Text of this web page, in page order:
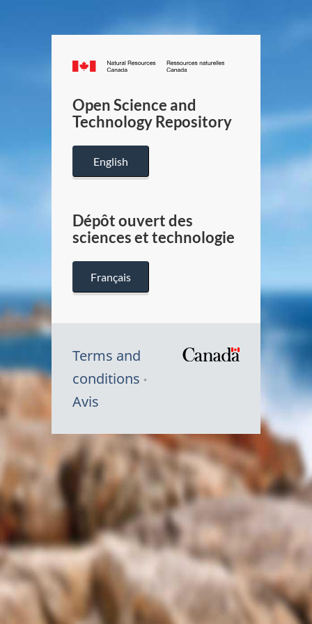
Canada.ca
/
Canada
Open Science and
Technology Repository
English
Dépôt ouvert des
sciences et technologie
Français
Terms and
conditions
Avis
Symbole
du
Canada